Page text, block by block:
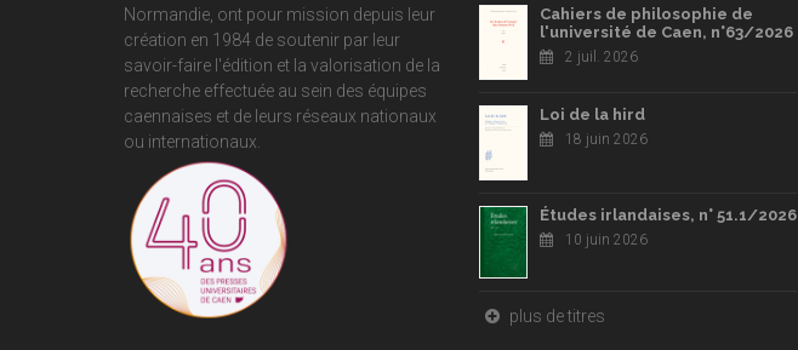
Normandie , ont pour mission depuis leur
création en 1984 de soutenir par leur
savoir-faire l'édition et la valorisation de la
recherche effectuée au sein des équipes
caennaises et de leurs réseaux nationaux
ou internationaux.
Cahiers de philosophie de
l'université de Caen, n°63/2026
2 juil. 2026
Loi de la hird
18 juin 2026
Études irlandaises, n° 51.1/2026
10 juin 2026
plus de titres